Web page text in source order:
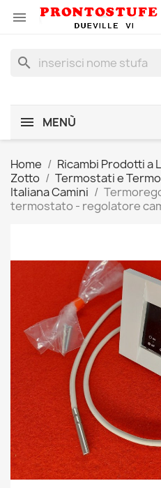

search
MENÙ
Home Ricambi Prodotti a
Zotto
Termostati e
Italiana Camini
termostato - regolatore